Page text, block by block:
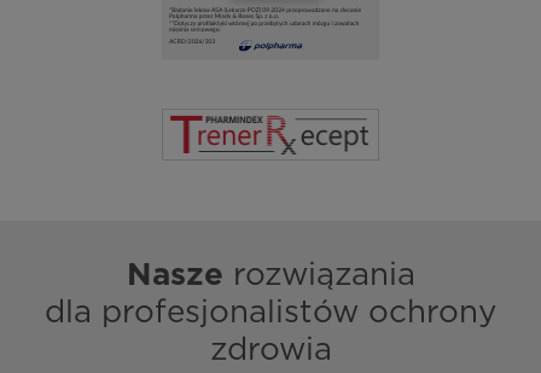
Nasze rozwiązania
dla profesjonalistów ochrony
zdrowia